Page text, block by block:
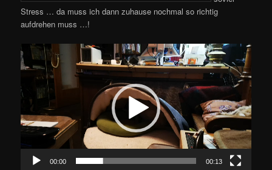
Stress … da muss ich dann zuhause nochmal so richtig
aufdrehen muss …!
Video-
Player
00:00 00:13